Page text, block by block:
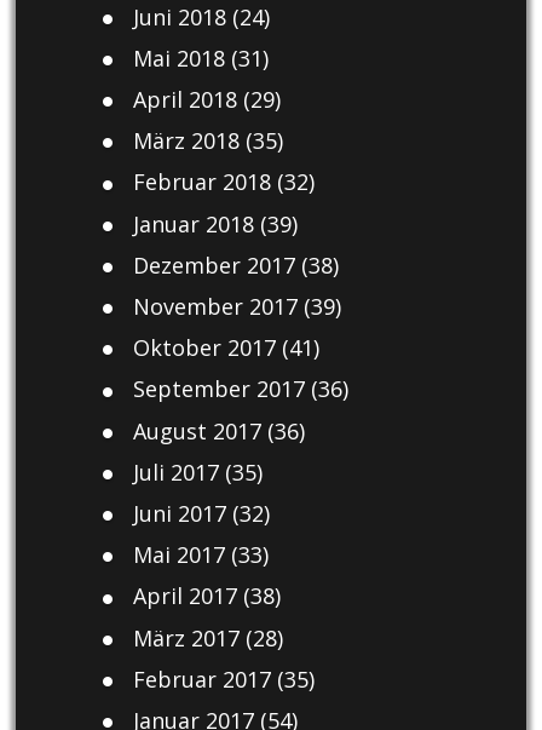
Juni 2018(24)
Mai 2018(31)
April 2018(29)
März 2018(35)
Februar 2018(32)
Januar 2018(39)
Dezember 2017(38)
November 2017(39)
Oktober 2017(41)
September 2017(36)
August 2017(36)
Juli 2017(35)
Juni 2017(32)
Mai 2017(33)
April 2017(38)
März 2017(28)
Februar 2017(35)
Januar 2017(54)